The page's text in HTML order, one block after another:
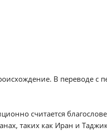
В переводе с
считается
таких как Иран и